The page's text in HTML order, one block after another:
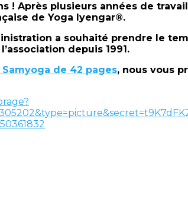
! Après plusieurs années de
de Yoga Iyengar®.
a souhaité prendre le
depuis 1991.
Samyoga de 42 pages, nous vous